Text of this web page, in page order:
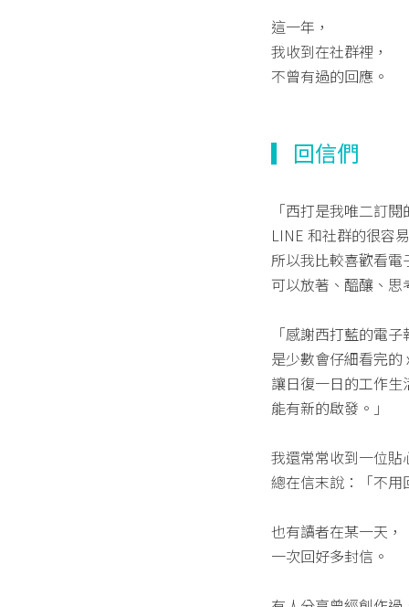
這一年，
我收到在社群裡，
不曾有過的回應。
▎回信們
「西打是我唯二訂閱
LINE 和社群的很容
所以我比較喜歡看電
可以放著、醞釀、思
「感謝西打藍的電子
是少數會仔細看完的
讓日復一日的工作生
能有新的啟發。」
我還常常收到一位貼
總在信末說：「不用
也有讀者在某一天，
一次回好多封信。